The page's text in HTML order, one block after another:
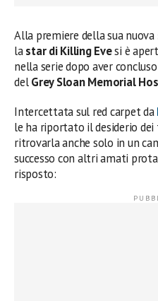
Alla premiere della sua nuova
lastar di Killing Evesi è
nella serie dopo aver
delGrey Sloan Memorial
Intercettata sul red carpet da
le ha riportato il desiderio dei
ritrovarla anche solo in un
successo con altri amati
risposto: